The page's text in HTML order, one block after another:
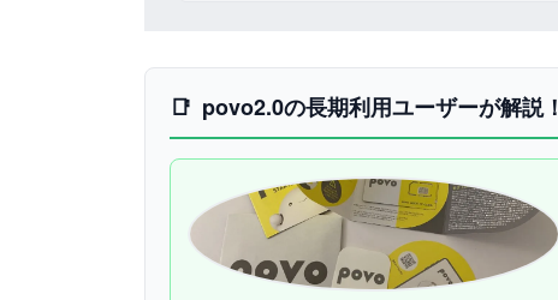
povo2.0の長期利用ユーザーが解説！